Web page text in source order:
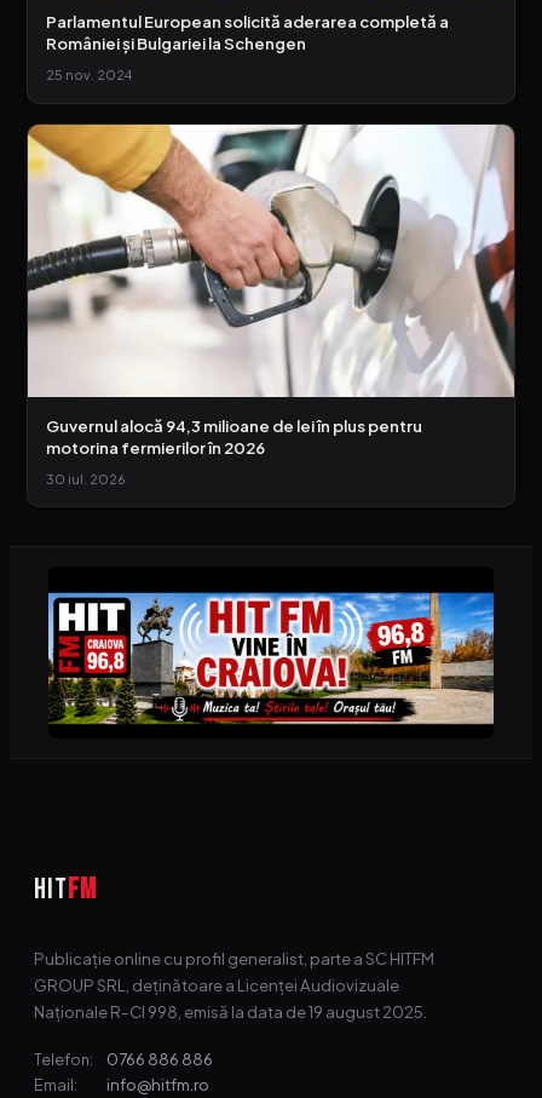
Parlamentul European solicită aderarea completă a
României și Bulgariei la Schengen
25 nov. 2024
Guvernul alocă 94,3 milioane de lei în plus pentru
motorina fermierilor în 2026
30 iul. 2026
HITFM
Publicație online cu profil generalist, parte a SC HITFM
GROUP SRL, deținătoare a Licenței Audiovizuale
Naționale R-CI 998, emisă la data de 19 august 2025.
Telefon: 0766 886 886
Email: info@hitfm.ro